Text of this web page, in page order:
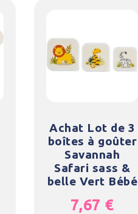
Achat Lot de 3
boîtes à goûter
Savannah
Safari sass &
belle Vert Bébé
7,67 €